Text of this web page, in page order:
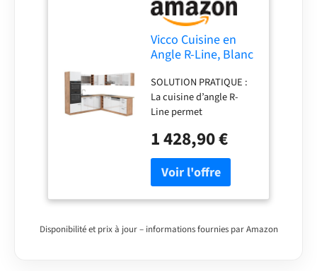
appareils
électroménagers et les
décorations ne sont pas
compris dans la
Vicco Cuisine en
Angle R-Line, Blanc
doré, 247 x 237 cm
SOLUTION PRATIQUE :
La cuisine d’angle R-
Line permet
et d’un micro-ondes
dans une colonne
haute. Des façades
entièrement intégrées
pour lave-vaisselle
en option.
1 428,90 €
Disponibilité et prix à jour – informations fournies par Amazon